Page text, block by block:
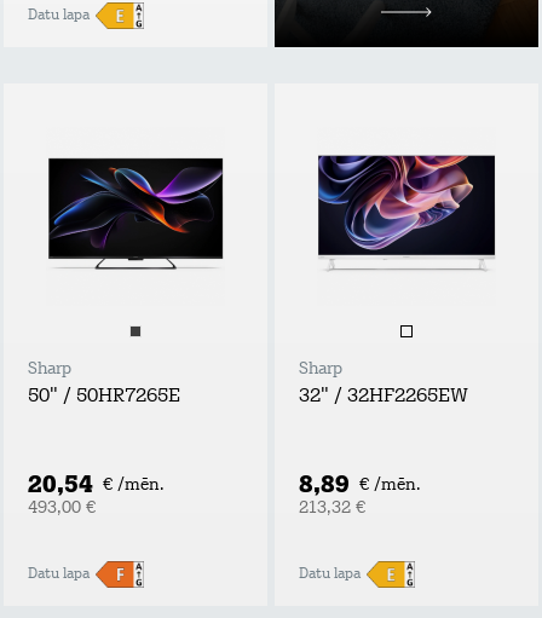
Datu lapa
Sharp
50" / 50HR7265E
20,54 € /mēn.
493,00 €
Datu lapa
Sharp
32" / 32HF2265EW
8,89 € /mēn.
213,32 €
Datu lapa